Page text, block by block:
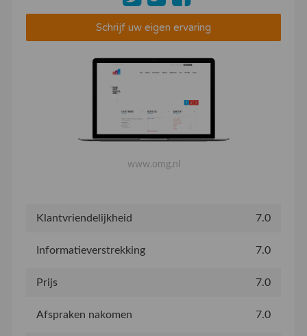
Schrijf uw eigen ervaring
www.omg.nl
Klantvriendelijkheid 7.0
Informatieverstrekking 7.0
Prijs 7.0
Afspraken nakomen 7.0